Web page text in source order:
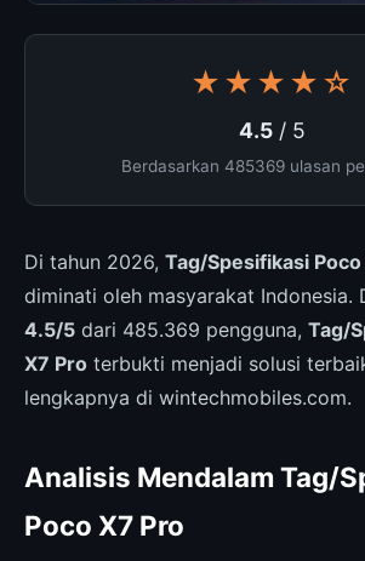
★★★★☆
4.5/ 5
Berdasarkan 485369 ulasan
Di tahun 2026, Tag/Spesifikasi
diminati oleh masyarakat Indonesia.
4.5/5 dari 485.369 pengguna, Tag/
X7 Pro terbukti menjadi solusi
lengkapnya di wintechmobiles.com.
Analisis Mendalam Tag/
Poco X7 Pro